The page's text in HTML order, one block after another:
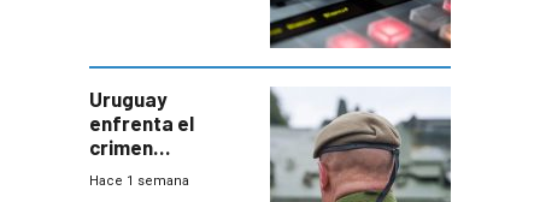
Uruguay
enfrenta el
crimen
organizado con
Hace 1 semana